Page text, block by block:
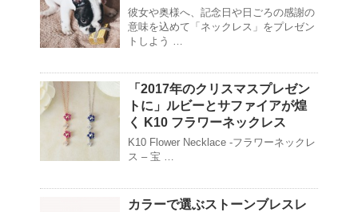
彼女や奥様へ、記念日や日ごろの感謝の
意味を込めて「ネックレス」をプレゼン
トしよう …
「2017年のクリスマスプレゼン
トに」ルビーとサファイアが煌
く K10 フラワーネックレス
K10 Flower Necklace -フラワーネックレ
ス – 宝 …
カラーで選ぶストーンブレスレ